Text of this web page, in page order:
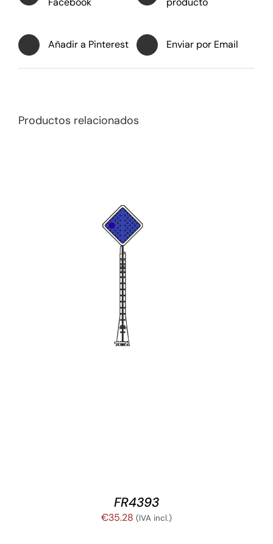
Añadir a Pinterest Enviar por Email
Productos relacionados
AÑADIR AL CARRITO
FR4393
€35.28 (IVA incl.)